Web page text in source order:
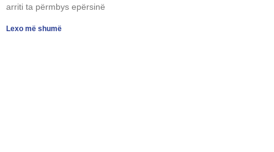
arriti ta përmbys epërsinë
Lexo më shumë